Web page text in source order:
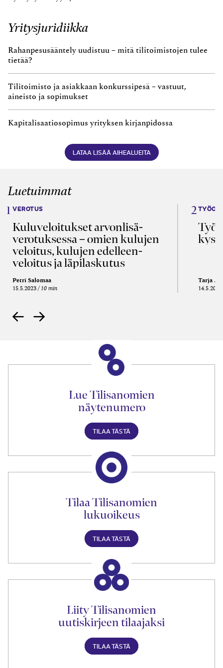
Yritysjuridiikka
Rahanpesusääntely uudistuu – mitä tilitoimistojen tulee
tietää?
Tilitoimisto ja asiakkaan konkurssipesä – vastuut,
aineisto ja sopimukset
Kapitalisaatiosopimus yrityksen kirjanpidossa
LATAA LISÄÄ AIHEALUEITA
Luetuimmat
VEROTUS
Kulu­veloitukset arvon­lisä­
verotuksessa – omien kulujen
veloitus, kulujen edelleen­
veloitus ja läpi­laskutus
Petri Salomaa
15.5.2023 10 min
Tarja
14.5.2021
Lue Tilisanomien
näytenumero
TILAA TÄSTÄ
Tilaa Tilisanomien
lukuoikeus
TILAA TÄSTÄ
Liity Tilisanomien
uutiskirjeen tilaajaksi
TILAA TÄSTÄ